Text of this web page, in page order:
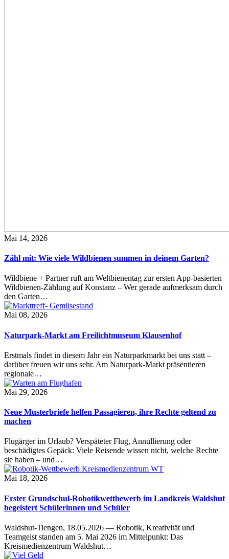
Mai 14, 2026
Zähl mit: Wie viele Wildbienen summen in deinem Garten?
Wildbiene + Partner ruft am Weltbienentag zur ersten App-basierten
Wildbienen-Zählung auf Konstanz – Wer gerade aufmerksam durch
den Garten…
Mai 08, 2026
Naturpark-Markt am Freilichtmuseum Klausenhof
Erstmals findet in diesem Jahr ein Naturparkmarkt bei uns statt –
darüber freuen wir uns sehr. Am Naturpark-Markt präsentieren
regionale…
Mai 29, 2026
Neue Musterbriefe helfen Passagieren, ihre Rechte geltend zu
machen
Flugärger im Urlaub? Verspäteter Flug, Annullierung oder
beschädigtes Gepäck: Viele Reisende wissen nicht, welche Rechte
sie haben – und…
Mai 18, 2026
Erster Grundschul-Robotikwettbewerb im Landkreis Waldshut
begeistert Schülerinnen und Schüler
Waldshut-Tiengen, 18.05.2026 — Robotik, Kreativität und
Teamgeist standen am 5. Mai 2026 im Mittelpunkt: Das
Kreismedienzentrum Waldshut…